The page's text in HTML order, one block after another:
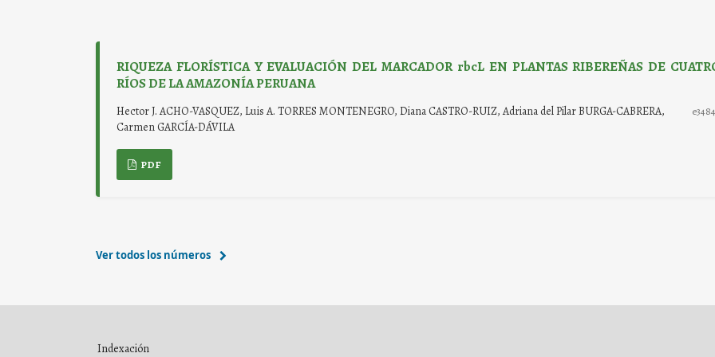
RIQUEZA FLORÍSTICA Y EVALUACIÓN DEL MARCADOR rbcL EN PLANTAS RIBEREÑAS DE
RÍOS DE LA AMAZONÍA PERUANA
Hector J. ACHO-VASQUEZ, Luis A. TORRES MONTENEGRO, Diana CASTRO-RUIZ, Adriana del Pilar BURGA-CABRERA,
Carmen GARCÍA-DÁVILA
PDF
Ver todos los números
Indexación